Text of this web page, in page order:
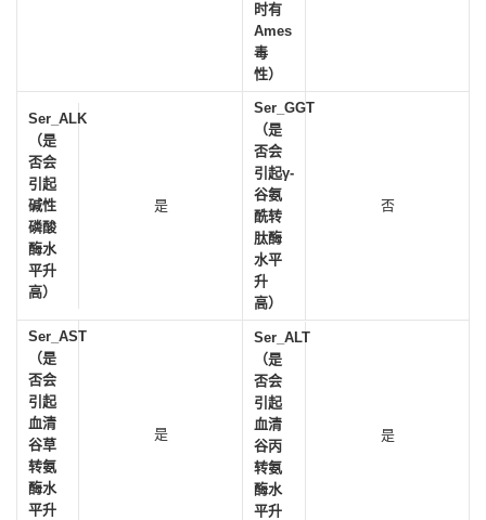
时有
Ames
毒
性）
Ser_ALK
（是
否会
引起
碱性
磷酸
酶水
平升
高）
是
Ser_GGT
（是
否会
引起γ-
谷氨
酰转
肽酶
水平
升
高）
否
Ser_AST
（是
否会
引起
血清
谷草
转氨
酶水
平升
是
Ser_ALT
（是
否会
引起
血清
谷丙
转氨
酶水
平升
是